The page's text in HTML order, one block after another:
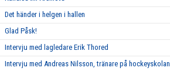
Det händer i helgen i hallen
Glad Påsk!
Intervju med lagledare Erik Thored
Intervju med Andreas Nilsson, tränare på hockeyskolan